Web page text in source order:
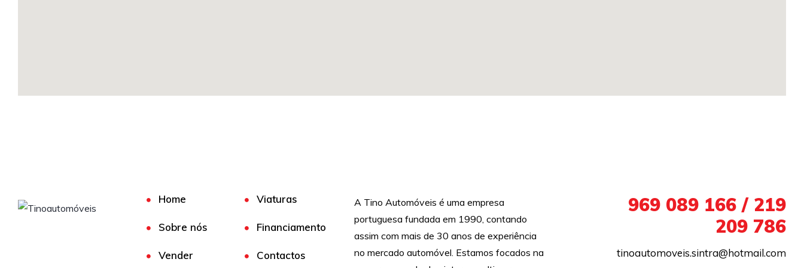
Home Viaturas
Sobre nós Financiamento
Vender Contactos
A Tino Automóveis é uma empresa
portuguesa fundada em 1990, contando
assim com mais de 30 anos de experiência
no mercado automóvel. Estamos focados na
969 089 166 / 219
209 786
tinoautomoveis.sintra@hotmail.com